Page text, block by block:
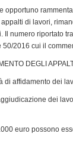
e
n
d
l
y
opportuno
di lavori,
Il numero riportato
2016 cui il
DEGLI
di affidamento dei
dei
euro possono